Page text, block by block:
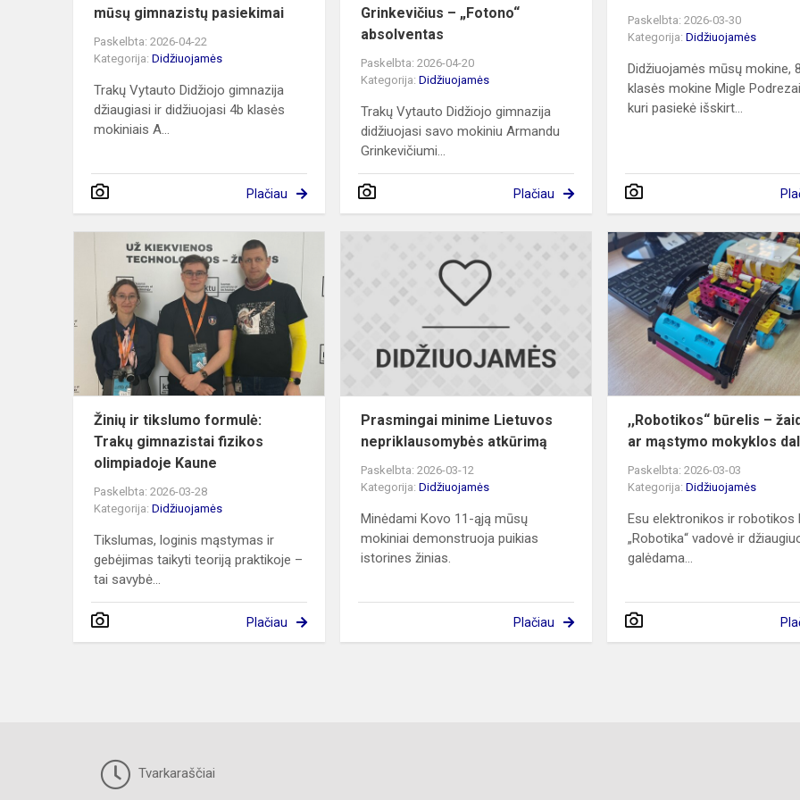
mūsų gimnazistų pasiekimai
Paskelbta: 2026-04-22
Kategorija: Didžiuojamės
Trakų Vytauto Didžiojo gimnazija
džiaugiasi ir didžiuojasi 4b klasės
mokiniais A...
Plačiau
Grinkevičius – „Fotono“
absolventas
Paskelbta: 2026-04-20
Kategorija:Didžiuojamės
Trakų Vytauto Didžiojo gimnazija
didžiuojasi savo mokiniu Armandu
Grinkevičiumi...
Plačiau
Paskelbta: 2026-03-30
Kategorija:Didžiuojamės
Didžiuojamės mūsų mokine, 8
klasės mokine Migle
kuri pasiekė išskirt...
tikslumo
gimnazistai
fizikos
Žinių ir tikslumo formulė:
Trakų gimnazistai fizikos
olimpiadoje Kaune
Paskelbta: 2026-03-28
Kategorija: Didžiuojamės
Tikslumas, loginis mąstymas ir
gebėjimas taikyti teoriją praktikoje –
tai savybė...
Plačiau
Prasmingai
minime
Lietuvos
nepriklausomybės
atkūrimą
Prasmingai minime Lietuvos
nepriklausomybės atkūrimą
Paskelbta: 2026-03-12
Kategorija:Didžiuojamės
Minėdami Kovo 11-ąją mūsų
mokiniai demonstruoja puikias
istorines žinias.
Plačiau
,,Robotikos“ būrelis –
ar mąstymo mokyklos
Paskelbta: 2026-03-03
Kategorija:Didžiuojamės
Esu elektronikos ir robotikos
„Robotika“ vadovė ir
galėdama...
Tvarkaraščiai